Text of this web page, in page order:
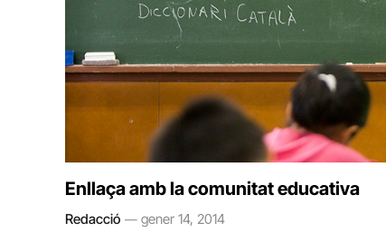
Enllaça amb la comunitat educativa
Redacció gener 14, 2014